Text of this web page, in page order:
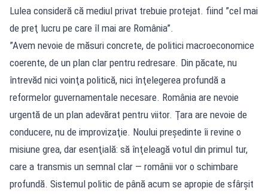
Lulea consideră că mediul privat trebuie protejat. fiind ”cel mai
de preţ lucru pe care îl mai are România”.
”Avem nevoie de măsuri concrete, de politici macroeconomice
coerente, de un plan clar pentru redresare. Din păcate, nu
întrevăd nici voinţa politică, nici înţelegerea profundă a
reformelor guvernamentale necesare. România are nevoie
urgentă de un plan adevărat pentru viitor. Ţara are nevoie de
conducere, nu de improvizaţie. Noului preşedinte îi revine o
misiune grea, dar esenţială: să înţeleagă votul din primul tur,
care a transmis un semnal clar — românii vor o schimbare
profundă. Sistemul politic de până acum se apropie de sfârşit